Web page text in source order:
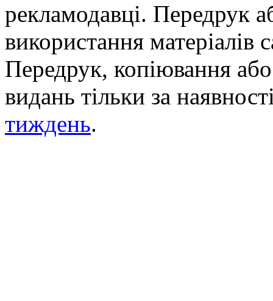
рекламодавці. Передрук
використання матеріалів
Передрук, копіювання
видань тільки за
тиждень.